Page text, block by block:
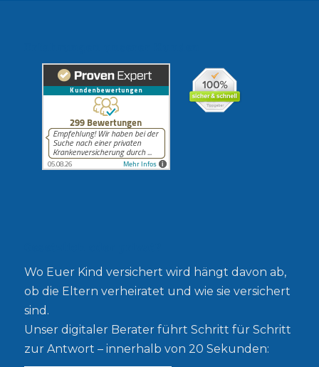
Wo Euer Kind versichert wird hängt davon ab,
ob die Eltern verheiratet und wie sie versichert
sind.
Unser digitaler Berater führt Schritt für Schritt
zur Antwort – innerhalb von 20 Sekunden: